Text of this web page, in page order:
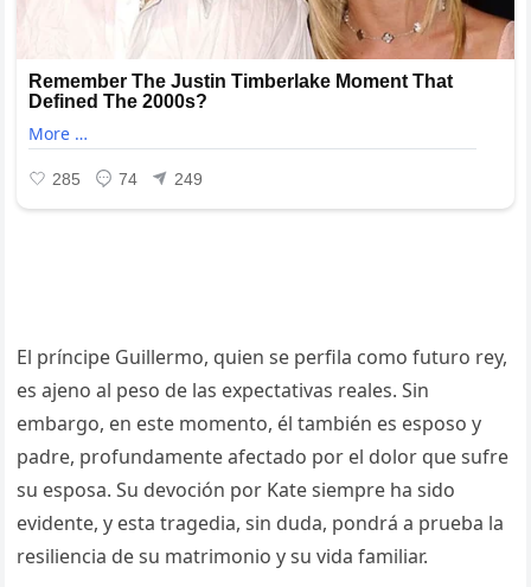
El príncipe Guillermo, quien se perfila como futuro rey,
es ajeno al peso de las expectativas reales. Sin
embargo, en este momento, él también es esposo y
padre, profundamente afectado por el dolor que sufre
su esposa. Su devoción por Kate siempre ha sido
evidente, y esta tragedia, sin duda, pondrá a prueba la
resiliencia de su matrimonio y su vida familiar.